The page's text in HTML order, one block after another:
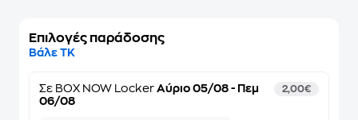
Επιλογές παράδοσης
Βάλε ΤΚ
Σε BOX NOW Locker Αύριο 05/08 - Πεμ
06/08
2,00€